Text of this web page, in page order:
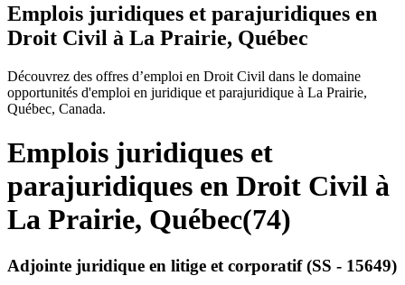
Emplois juridiques et parajuridiques en
Droit Civil à La Prairie, Québec
Découvrez des offres d’emploi en Droit Civil dans le domaine
opportunités d'emploi en juridique et parajuridique à La Prairie,
Québec, Canada.
Emplois juridiques et
parajuridiques en Droit Civil à
La Prairie, Québec(74)
Adjointe juridique en litige et corporatif (SS - 15649)